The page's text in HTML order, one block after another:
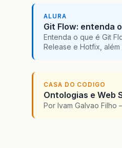
ALURA
Git Flow: entenda
Entenda o que é Git
Release e Hotfix,
CASA DO CODIGO
Ontologias e Web
Por Ivam Galvao